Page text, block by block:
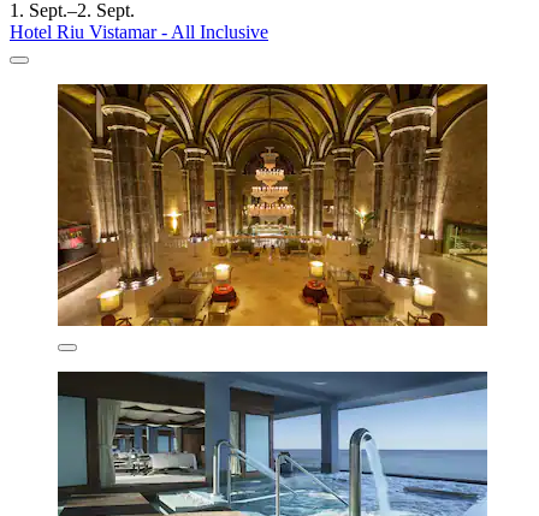
1. Sept.–2. Sept.
Hotel Riu Vistamar - All Inclusive